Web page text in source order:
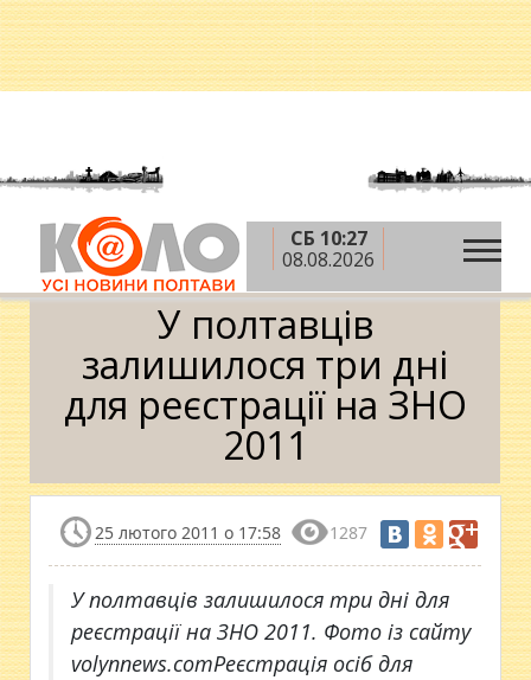
СБ 10:27
08.08.2026
Головна » Новини »
У полтавців залишилося три
дні для реєстрації на ЗНО 2011
У полтавців
залишилося три дні
для реєстрації на ЗНО
2011
25 лютого 2011 о 17:58 1287
У полтавців залишилося три дні для
реєстрації на ЗНО 2011. Фото із сайту
volynnews.comРеєстрація осіб для